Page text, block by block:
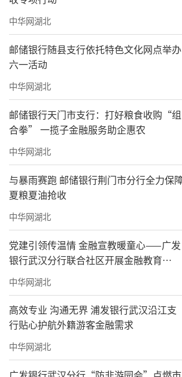
中华网湖北
邮储银行随县支行依托特色文化网点举办
六一活动
中华网湖北
邮储银行天门市支行：打好粮食收购“组
合拳” 一揽子金融服务助企惠农
中华网湖北
与暴雨赛跑 邮储银行荆门市分行全力保障
夏粮夏油抢收
中华网湖北
党建引领传温情 金融宣教暖童心——广发
银行武汉分行联合社区开展金融教育
暨“六一”特需儿童慰问活动
中华网湖北
高效专业 沟通无界 浦发银行武汉沿江支
行贴心护航外籍游客金融需求
中华网湖北